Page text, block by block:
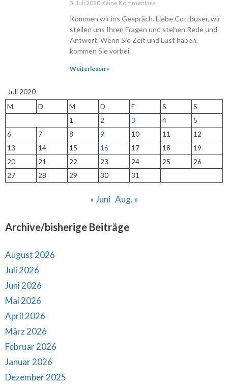
3. Juli 2020 Keine Kommentare
Kommen wir ins Gespräch. Liebe Cottbuser, wir
stellen uns Ihren Fragen und stehen Rede und
Antwort. Wenn Sie Zeit und Lust haben,
kommen Sie vorbei.
Weiterlesen »
Juli 2020
M
D M D F S
S
1
2 3 4
5
6
7 8 9 10 11
12
13
14 15 16 17 18
19
20
21 22 23 24 25
26
27
28 29 30 31
« Juni Aug. »
Archive/bisherige Beiträge
August 2026
Juli 2026
Juni 2026
Mai 2026
April 2026
März 2026
Februar 2026
Januar 2026
Dezember 2025